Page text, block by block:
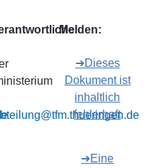
Melden:
➔Dieses
Dokument ist
inhaltlich
fehlerhaft
➔Eine